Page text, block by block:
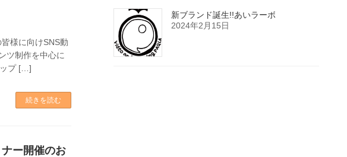
様に向けSNS動
ツ制作を中心に
ップ […]
続きを読む
ー開催のお
新ブランド誕生!!あいラーボ
2024年2月15日